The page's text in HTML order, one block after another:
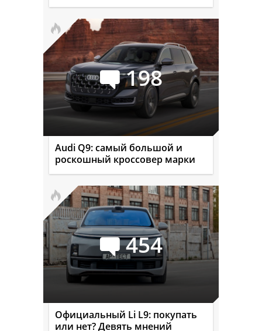
198
Audi Q9: самый большой и
роскошный кроссовер марки
454
Официальный Li L9: покупать
или нет? Девять мнений